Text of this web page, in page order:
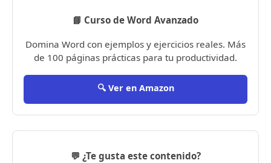
📘 Curso de Word Avanzado
Domina Word con ejemplos y ejercicios reales. Más
de 100 páginas prácticas para tu productividad.
🔍 Ver en Amazon
💬 ¿Te gusta este contenido?